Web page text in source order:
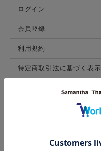
ログイン
会員登録
利用規約
特定商取引法に基づく表示